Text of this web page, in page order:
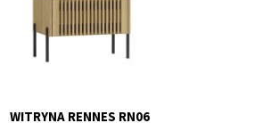
to doskonały wybór dla tych, którzy
witryny jest jednolite, co pozwala
Ta kompaktowa i stylowa witryna
WITRYNA RENNES RN06